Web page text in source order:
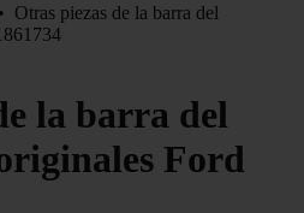
• Otras piezas de la barra del
la barra del
Ford